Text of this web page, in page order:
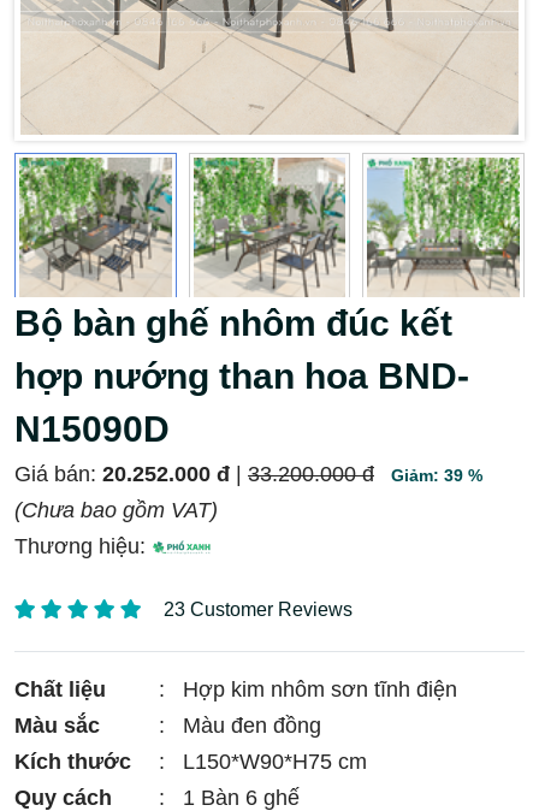
Bộ bàn ghế nhôm đúc kết
hợp nướng than hoa BND-
N15090D
Giá bán: 20.252.000 đ 33.200.000 đ Giảm: 39 %
(Chưa bao gồm VAT)
Thương hiệu:
23 Customer Reviews
Chất liệu :
Hợp kim nhôm sơn tĩnh điện
Màu sắc
:
Màu đen đồng
Kích thước
:
L150*W90*H75 cm
Quy cách
:
1 Bàn 6 ghế